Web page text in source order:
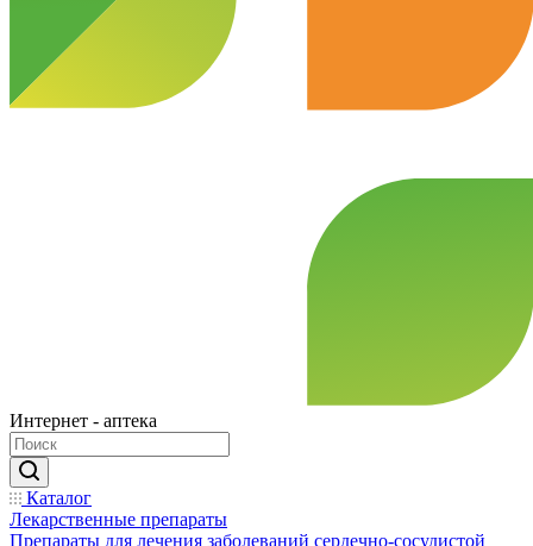
Интернет - аптека
Каталог
Лекарственные препараты
Препараты для лечения заболеваний сердечно-сосудистой